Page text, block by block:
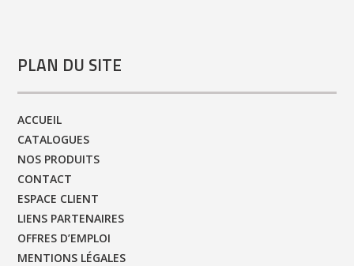
PLAN DU SITE
ACCUEIL
CATALOGUES
NOS PRODUITS
CONTACT
ESPACE CLIENT
LIENS PARTENAIRES
OFFRES D’EMPLOI
MENTIONS LÉGALES